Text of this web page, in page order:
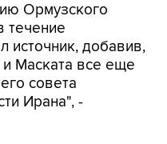
Ормузского
течение
источник, добавив,
и Маската все еще
совета
Ирана", -